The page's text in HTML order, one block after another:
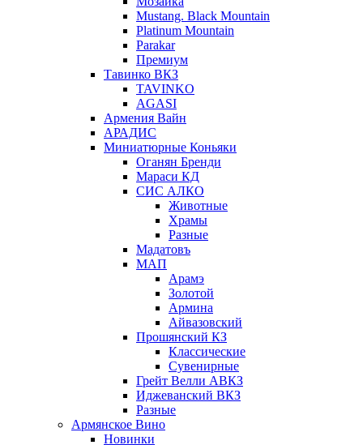
Mustang. Black Mountain
Platinum Mountain
Parakar
Премиум
Тавинко ВКЗ
TAVINKO
AGASI
Армения Вайн
АРАДИС
Миниатюрные Коньяки
Оганян Бренди
Мараси КД
СИС АЛКО
Животные
Храмы
Разные
Мадатовъ
МАП
Арамэ
Золотой
Армина
Айвазовский
Прошянский КЗ
Классические
Сувенирные
Грейт Велли АВКЗ
Иджеванский ВКЗ
Разные
Армянское Вино
Новинки